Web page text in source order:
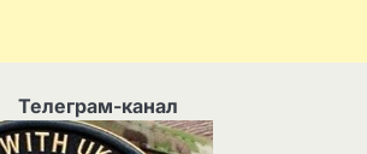
Телеграм-канал